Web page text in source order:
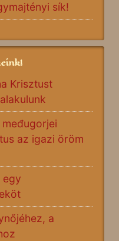
sík!
Krisztust
međugorjei
az igazi öröm
egy
a